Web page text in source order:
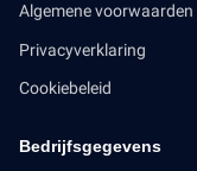
Algemene voorwaarden
Privacyverklaring
Cookiebeleid
Bedrijfsgegevens